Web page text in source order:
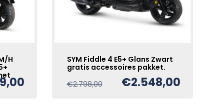
H
SYM Fiddle 4 E5+ Glans Zwart
gratis accessoires pakket.
€2.798,00
Oorspronkelijke
€2.548,00
Huidige